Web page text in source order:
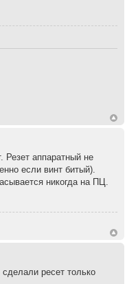
Резет аппаратный не
если винт битый).
никогда на ПЦ.
ресет только